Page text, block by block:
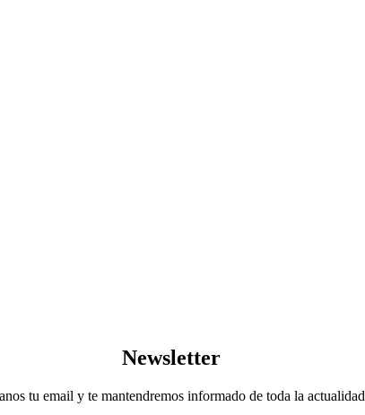
Newsletter
tu email y te mantendremos informado de toda la actualidad